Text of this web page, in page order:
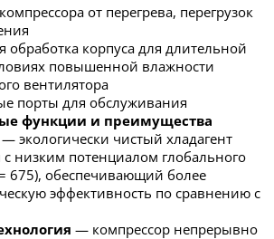
от перегрева, перегрузок
обработка корпуса для длительной
повышенной влажности
вентилятора
порты для обслуживания
функции и преимущества
— экологически чистый хладагент
низким потенциалом глобального
675), обеспечивающий более
эффективность по сравнению с
— компрессор непрерывно